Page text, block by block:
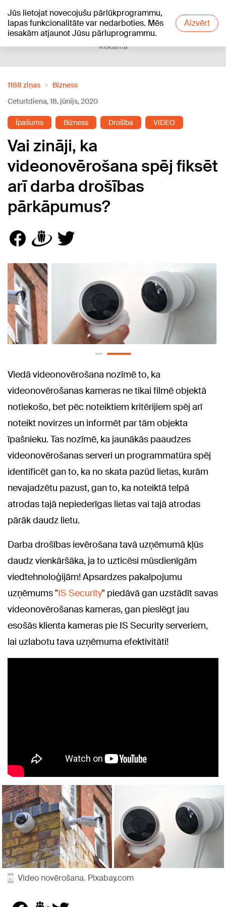
Jūs lietojat novecojušu pārlūkprogrammu,
lapas funkcionalitāte var nedarboties. Mēs
iesakām atjaunot Jūsu pārluprogrammu.
Aizvērt
+21°C
Reklāma
1188 ziņas
Bizness
Ceturtdiena, 18. jūnijs, 2020
Īpašums Bizness Drošība VIDEO
Vai zināji, ka
videonovērošana spēj fiksēt
arī darba drošības
pārkāpumus?
Viedā videonovērošana nozīmē to, ka
videonovērošanas kameras ne tikai filmē objektā
notiekošo, bet pēc noteiktiem kritērijiem spēj arī
noteikt novirzes un informēt par tām objekta
īpašnieku. Tas nozīmē, ka jaunākās paaudzes
videonovērošanas serveri un programmatūra spēj
identificēt gan to, ka no skata pazūd lietas, kurām
nevajadzētu pazust, gan to, ka noteiktā telpā
atrodas tajā nepiederīgas lietas vai tajā atrodas
pārāk daudz lietu.
Darba drošības ievērošana tavā uzņēmumā kļūs
daudz vienkāršāka, ja to uzticēsi mūsdienīgām
viedtehnoloģijām! Apsardzes pakalpojumu
uzņēmums "IS Security" piedāvā gan uzstādīt savas
videonovērošanas kameras, gan pieslēgt jau
esošās klienta kameras pie IS Security serveriem,
lai uzlabotu tava uzņēmuma efektivitāti!
Video novērošana. Pixabay.com